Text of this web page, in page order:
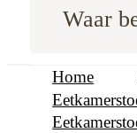
Waar
Home